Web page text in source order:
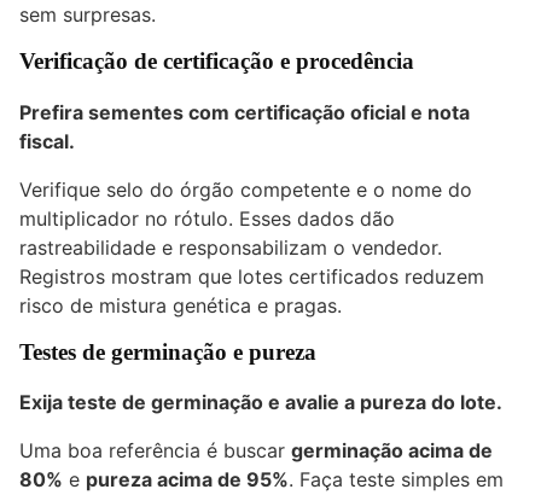
sem surpresas.
Verificação de certificação e procedência
Prefira sementes com certificação oficial e nota
fiscal.
Verifique selo do órgão competente e o nome do
multiplicador no rótulo. Esses dados dão
rastreabilidade e responsabilizam o vendedor.
Registros mostram que lotes certificados reduzem
risco de mistura genética e pragas.
Testes de germinação e pureza
Exija teste de germinação e avalie a pureza do lote.
Uma boa referência é buscar germinação acima de
80% e pureza acima de 95%. Faça teste simples em